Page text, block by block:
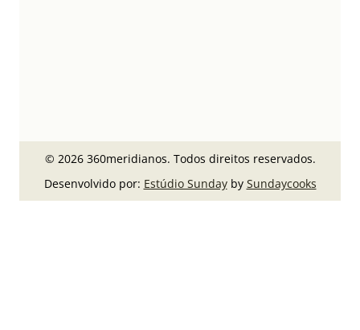
© 2026 360meridianos. Todos direitos reservados.
Desenvolvido por: Estúdio Sundayby Sundaycooks